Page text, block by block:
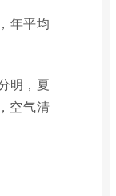
年平均
明，夏
空气清